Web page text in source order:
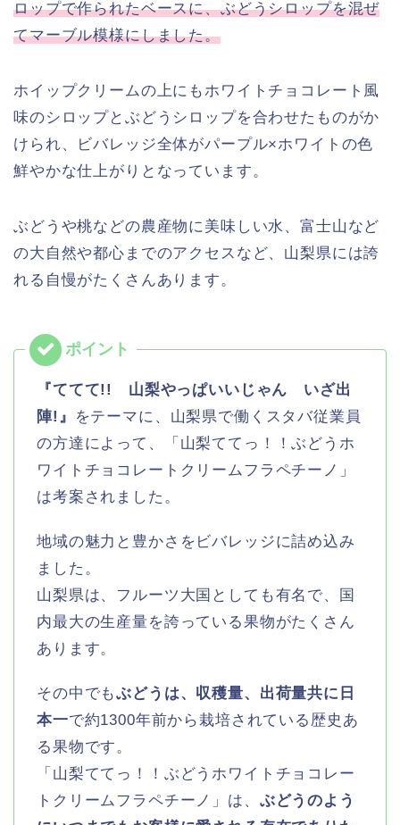
ロップで作られたベースに、ぶどうシロップを混ぜ
てマーブル模様にしました。
ホイップクリームの上にもホワイトチョコレート風
味のシロップとぶどうシロップを合わせたものがか
けられ、ビバレッジ全体がパープル×ホワイトの色
鮮やかな仕上がりとなっています。
ぶどうや桃などの農産物に美味しい水、富士山など
の大自然や都心までのアクセスなど、山梨県には誇
れる自慢がたくさんあります。
『ててて!! 山梨やっぱいいじゃん いざ出
陣!』
をテーマに、山梨県で働くスタバ従業員
の方達によって、「山梨ててっ！！ぶどうホ
ワイトチョコレートクリームフラペチーノ」
は考案されました。
地域の魅力と豊かさをビバレッジに詰め込み
ました。
山梨県は、フルーツ大国としても有名で、国
内最大の生産量を誇っている果物がたくさん
あります。
その中でもぶどうは、収穫量、出荷量共に日
本一で約1300年前から栽培されている歴史あ
る果物です。
「山梨ててっ！！ぶどうホワイトチョコレー
トクリームフラペチーノ」は、 ぶどうのよう